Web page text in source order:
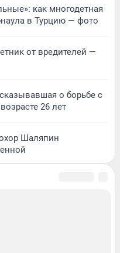
как многодетная
в Турцию — фото
от вредителей —
о борьбе с
26 лет
Шаляпин